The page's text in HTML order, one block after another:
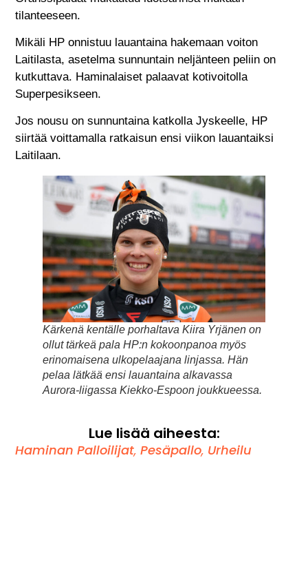
tilanteeseen.
Mikäli HP onnistuu lauantaina hakemaan voiton
Laitilasta, asetelma sunnuntain neljänteen peliin on
kutkuttava. Haminalaiset palaavat kotivoitolla
Superpesikseen.
Jos nousu on sunnuntaina katkolla Jyskeelle, HP
siirtää voittamalla ratkaisun ensi viikon lauantaiksi
Laitilaan.
Kärkenä kentälle porhaltava Kiira Yrjänen on
ollut tärkeä pala HP:n kokoonpanoa myös
erinomaisena ulkopelaajana linjassa. Hän
pelaa lätkää ensi lauantaina alkavassa
Aurora-liigassa Kiekko-Espoon joukkueessa.
Lue lisää aiheesta:
Haminan Palloilijat,Pesäpallo, Urheilu